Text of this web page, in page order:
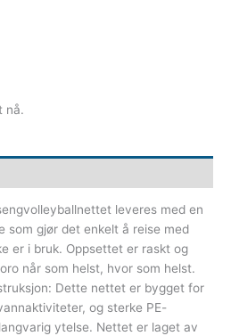
nå.
leveres med en
som gjør det enkelt å reise med
er i bruk. Oppsettet er raskt og
når som helst, hvor som helst.
Dette nettet er bygget for
og sterke PE-
ytelse. Nettet er laget av